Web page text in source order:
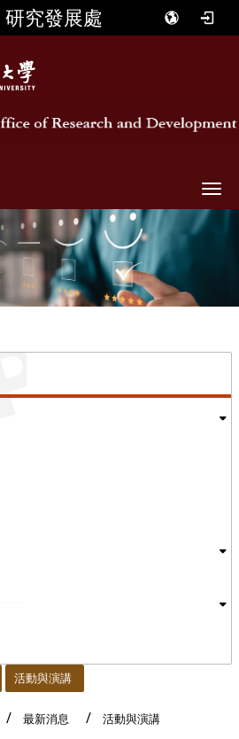
研究發展處
活動與演講
最新消息 活動與演講